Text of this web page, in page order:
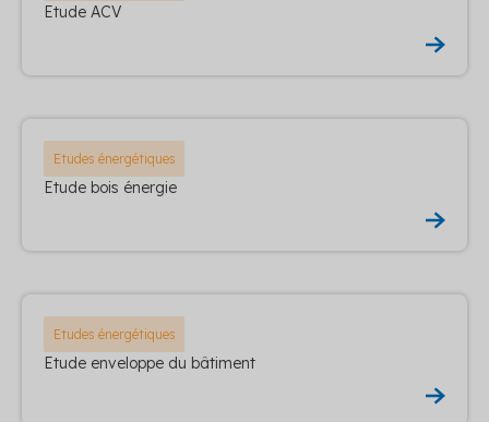
Etude ACV
Etudes énergétiques
Etude bois énergie
Etudes énergétiques
Etude enveloppe du bâtiment